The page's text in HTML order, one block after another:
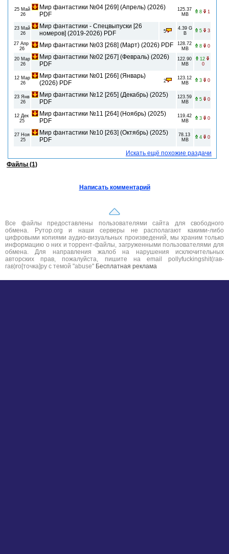
25 Май
26
Мир фантастики №04 [269] (Апрель) (2026)
PDF
125.37
MB
8 1
23 Май
26
Мир фантастики - Спецвыпуски [26
номеров] (2019-2026) PDF
5
4.39 G
B
5 3
27 Апр
26
Мир фантастики №03 [268] (Март) (2026) PDF
128.72
MB
8 0
20 Мар
26
Мир фантастики №02 [267] (Февраль) (2026)
PDF
122.90
MB
12
0
12 Мар
26
Мир фантастики №01 [266] (Январь)
(2026) PDF
2
123.12
MB
3 0
23 Янв
26
Мир фантастики №12 [265] (Декабрь) (2025)
PDF
123.59
MB
5 0
12 Дек
25
Мир фантастики №11 [264] (Ноябрь) (2025)
PDF
119.42
MB
3 0
27 Ноя
25
Мир фантастики №10 [263] (Октябрь) (2025)
PDF
78.13
MB
4 0
Искать ещё похожие раздачи
Файлы (1)
Написать комментарий
Все файлы предоставлены пользователями сайта для свободного
обмена. Рутор.org и наши серверы не располагают какими-либо
цифровыми копиями аудио-визуальных произведений, мы храним только
информацию о них и торрент-файлы, загруженными пользователями для
обмена. Для направления жалоб на нарушения исключительных
авторских прав, пожалуйста, пишите на email pollyfuckingshit(гав-
гав)ro[точка]ру с темой "abuse" Бесплатная реклама